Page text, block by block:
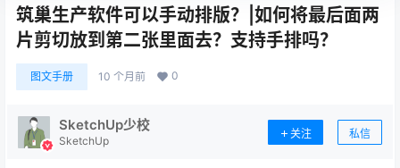
筑巢生产软件可以手动排版？|如何将最后面两
片剪切放到第二张里面去？支持手排吗？
图文手册 10 个月前 0
SketchUp少校
SketchUp
关注 私信